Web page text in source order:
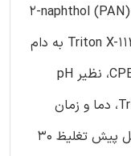
ترکیب یون Pb(II) با 1-(2-pyridylazo)-2-naphthol (PAN)
است و سپس در سورفاکتانت غیریونی Triton X-114 به دام
می افتد. عوامل مهم تأثیرگذار بر بازده CPE، نظیر pH
محلول نمونه، تغلیظ PAN و Triton X-114، دما و زمان
تعادل به تفصیل بررسی شدند. یک عامل پیش تغلیظ 30